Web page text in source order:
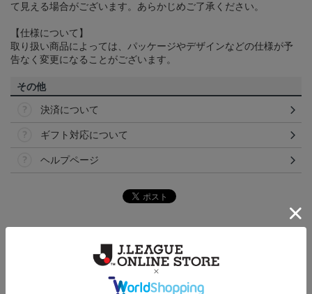
て見える場合がございます。あらかじめご了承ください。
【仕様について】
取り扱い商品によっては、パッケージやデザインなどの仕様が予
告なく変更になることがございます。
その他
決済について
ギフト対応について
ヘルプページ
チームマスコットグッズは、サポーターやファン必